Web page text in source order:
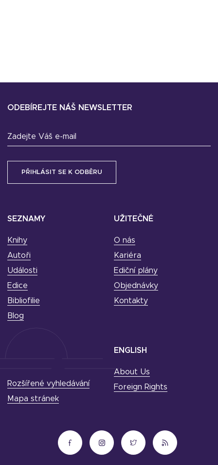
SEZNAMY
Knihy
Autoři
Události
Edice
Bibliofilie
Blog
UŽITEČNÉ
O nás
Kariéra
Ediční plány
Objednávky
Kontakty
ODEBÍREJTE NÁŠ NEWSLETTER
Zadejte Váš e-mail
ENGLISH
About Us
Foreign Rights
Rozšířené vyhledávání
Mapa stránek